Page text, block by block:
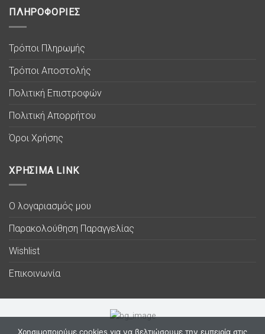
ΠΛΗΡΟΦΟΡΙΕΣ
Τρόποι Πληρωμής
Τρόποι Αποστολής
Πολιτική Επιστροφών
Πολιτική Απορρήτου
Όροι Χρήσης
ΧΡΗΣΙΜΑ LINK
Ο λογαριασμός μου
Παρακολούθηση Παραγγελίας
Wishlist
Επικοινωνία
Χρησιμοποιούμε cookies για να βελτιώσουμε την εμπειρία στις